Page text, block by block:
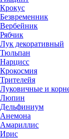
Крокус
Безвременник
Вербейник
Рябчик
Лук декоративный
Тюльпан
Нарцисс
Крокосмия
Трителейя
Луковичные и
Люпин
Дельфиниум
Анемона
Амариллис
Ирис